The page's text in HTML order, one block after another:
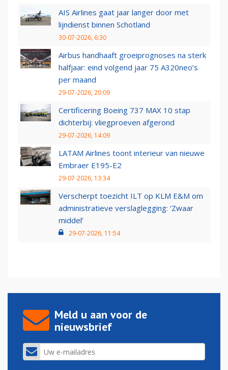
AIS Airlines gaat jaar langer door met
lijndienst binnen Schotland
30-07-2026, 6:30
Airbus handhaaft groeiprognoses na sterk
halfjaar: eind volgend jaar 75 A320neo’s
per maand
29-07-2026, 20:09
Certificering Boeing 737 MAX 10 stap
dichterbij: vliegproeven afgerond
29-07-2026, 14:09
LATAM Airlines toont interieur van nieuwe
Embraer E195-E2
29-07-2026, 13:34
Verscherpt toezicht ILT op KLM E&M om
administratieve verslaglegging: ‘Zwaar
middel’
29-07-2026, 11:54
Meld u aan voor de
nieuwsbrief